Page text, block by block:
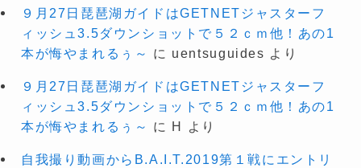
９月27日琵琶湖ガイドはGETNETジャスターフ
ィッシュ3.5ダウンショットで５２ｃｍ他！あの1
本が悔やまれるぅ～
に uentsuguides より
９月27日琵琶湖ガイドはGETNETジャスターフ
ィッシュ3.5ダウンショットで５２ｃｍ他！あの1
本が悔やまれるぅ～
に H より
自我撮り動画からB.A.I.T.2019第１戦にエントリ